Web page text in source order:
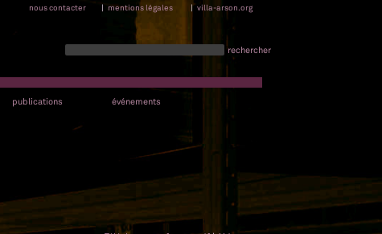
nous contacter | mentions légales | villa-arson.org
rechercher
publications événements